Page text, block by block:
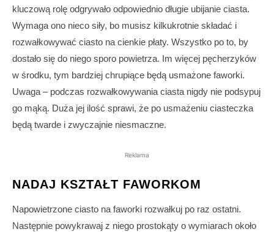
kluczową rolę odgrywało odpowiednio długie ubijanie ciasta.
Wymaga ono nieco siły, bo musisz kilkukrotnie składać i
rozwałkowywać ciasto na cienkie płaty. Wszystko po to, by
dostało się do niego sporo powietrza. Im więcej pęcherzyków
w środku, tym bardziej chrupiące będą usmażone faworki.
Uwaga – podczas rozwałkowywania ciasta nigdy nie podsypuj
go mąką. Duża jej ilość sprawi, że po usmażeniu ciasteczka
będą twarde i zwyczajnie niesmaczne.
Reklama
NADAJ KSZTAŁT FAWORKOM
Napowietrzone ciasto na faworki rozwałkuj po raz ostatni.
Następnie powykrawaj z niego prostokąty o wymiarach około